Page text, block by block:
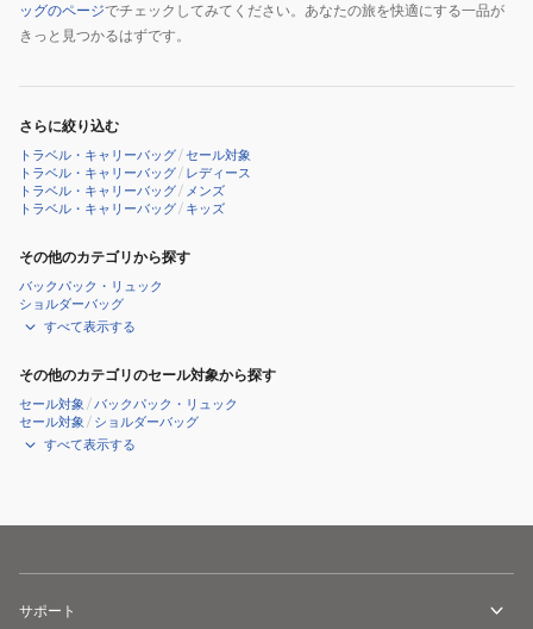
ッグのページでチェックしてみてください。あなたの旅を快適にする一品が
きっと見つかるはずです。
さらに絞り込む
トラベル・キャリーバッグ/セール対象
トラベル・キャリーバッグ/ レディース
トラベル・キャリーバッグ/ メンズ
トラベル・キャリーバッグ/ キッズ
その他のカテゴリから探す
バックパック・リュック
ショルダーバッグ
すべて表示する
その他のカテゴリのセール対象から探す
セール対象 /バックパック・リュック
セール対象 / ショルダーバッグ
すべて表示する
サポート